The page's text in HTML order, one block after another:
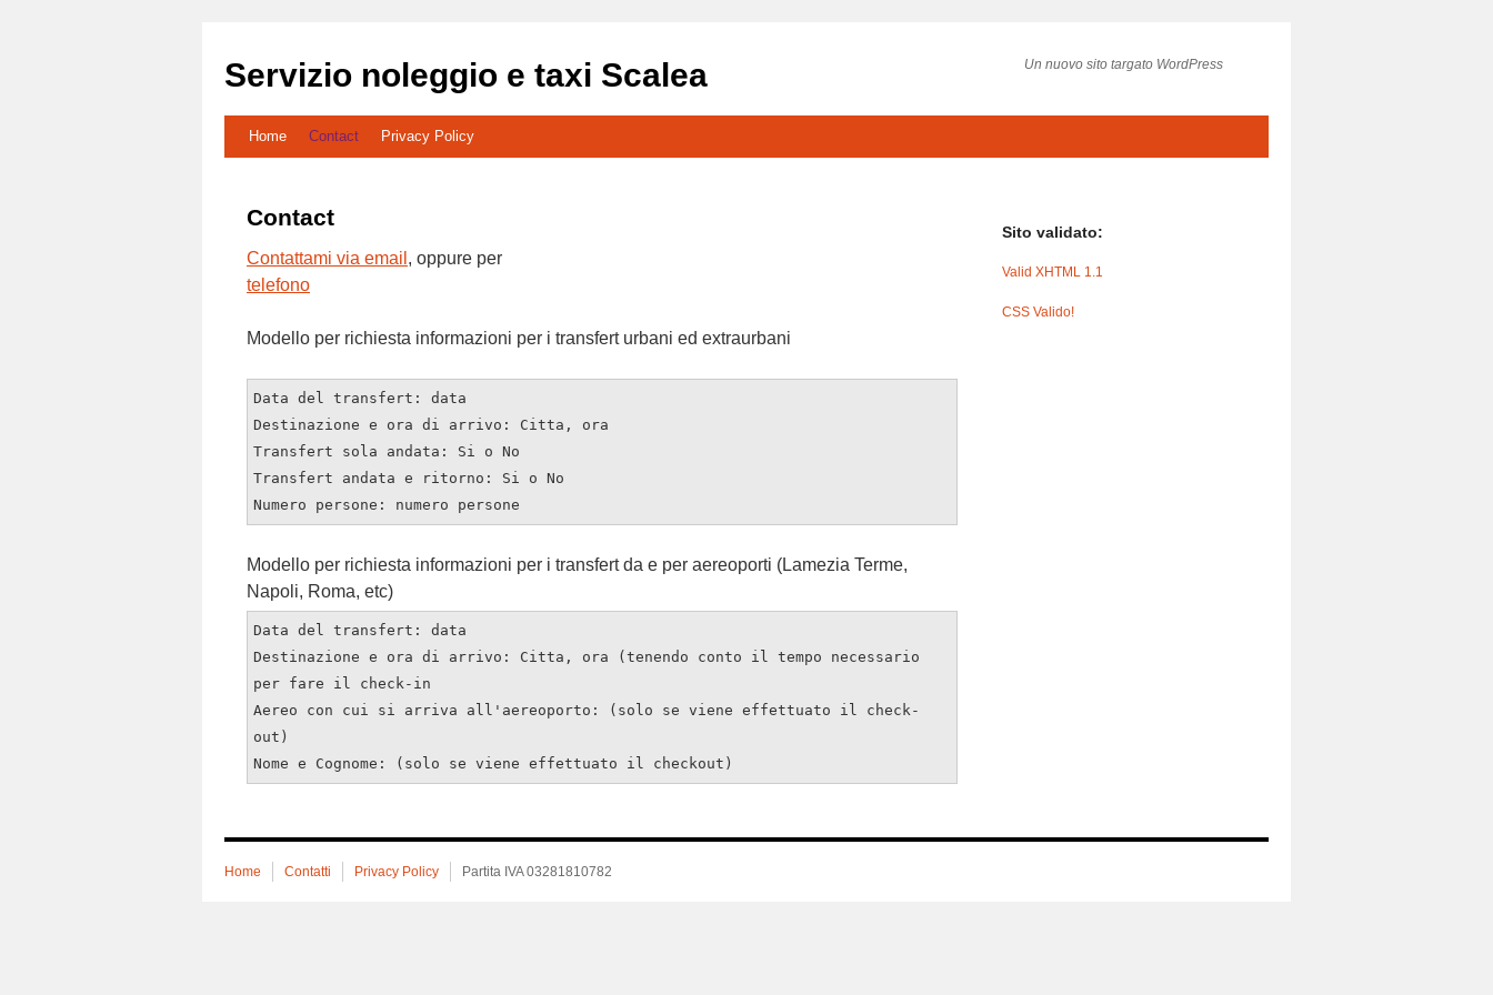
Servizio noleggio e taxi Scalea Un nuovo sito targato WordPress
Vai
contenuto
Home Contact Privacy Policy
Contact
Contattami via email , oppure per
telefono
Modello per richiesta informazioni per i transfert urbani ed extraurbani
Data del transfert: data
Destinazione e ora di arrivo: Citta, ora
Transfert sola andata: Si o No
Transfert andata e ritorno: Si o No
Numero persone: numero persone
Modello per richiesta informazioni per i transfert da e per aereoporti (Lamezia Terme,
Napoli, Roma, etc)
Data del transfert: data
Destinazione e ora di arrivo: Citta, ora (tenendo conto il tempo necessario
per fare il check-in
Aereo con cui si arriva all'aereoporto: (solo se viene effettuato il check-
out)
Nome e Cognome: (solo se viene effettuato il checkout)
Sito validato:
Valid XHTML 1.1
CSS Valido!
Home Contatti Privacy Policy Partita IVA 03281810782